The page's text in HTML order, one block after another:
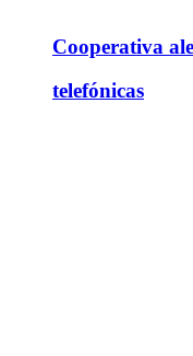
Cooperativa
telefónicas